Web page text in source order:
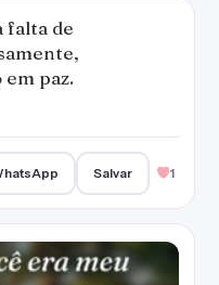
falta de
paz.
Salvar 1